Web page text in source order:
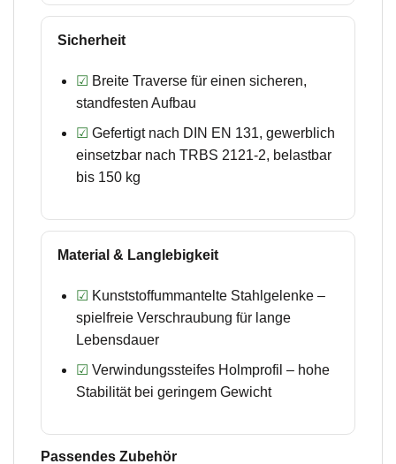
Sicherheit
☑ Breite Traverse für einen sicheren,
standfesten Aufbau
☑ Gefertigt nach DIN EN 131, gewerblich
einsetzbar nach TRBS 2121-2, belastbar
bis 150 kg
Material & Langlebigkeit
☑ Kunststoffummantelte Stahlgelenke –
spielfreie Verschraubung für lange
Lebensdauer
☑ Verwindungssteifes Holmprofil – hohe
Stabilität bei geringem Gewicht
Passendes Zubehör